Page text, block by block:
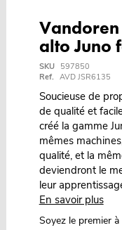
alto Juno
SKU
597850
Ref. AVD JSR6135
Soucieuse de
de qualité et
créé la gamme
mêmes
qualité, et la
deviendront le
leur
En savoir plus
Soyez le premier